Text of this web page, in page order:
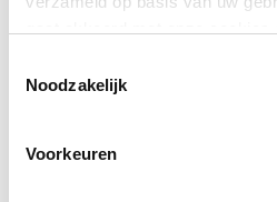
Noodzakelijk
Voorkeuren